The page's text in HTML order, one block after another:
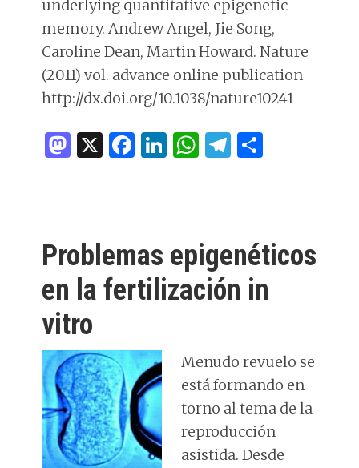
underlying quantitative epigenetic
memory. Andrew Angel, Jie Song,
Caroline Dean, Martin Howard. Nature
(2011) vol. advance online publication
http://dx.doi.org/10.1038/nature10241
M
o
n
X F
o
o
k
Li
dI
n
W
A
p
p
T
ra
m
ar
ti
r
Problemas epigenéticos
en la fertilización in
vitro
Menudo revuelo se
está formando en
torno al tema de la
reproducción
asistida. Desde